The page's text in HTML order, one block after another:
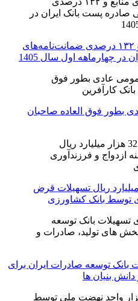
افزایش ۷۰ درصدی منابع و ۱۳۲ درصدی ضمانت‌نامه‌های
چهارماهه اول سال 1405
بطور فوق العاده صاحبان
بر 32 هزار میلیارد ریال تسهیلات قرض
توسط بانک کشاورزی
بانک توسعه صادرات ایران برای
بنیان ها